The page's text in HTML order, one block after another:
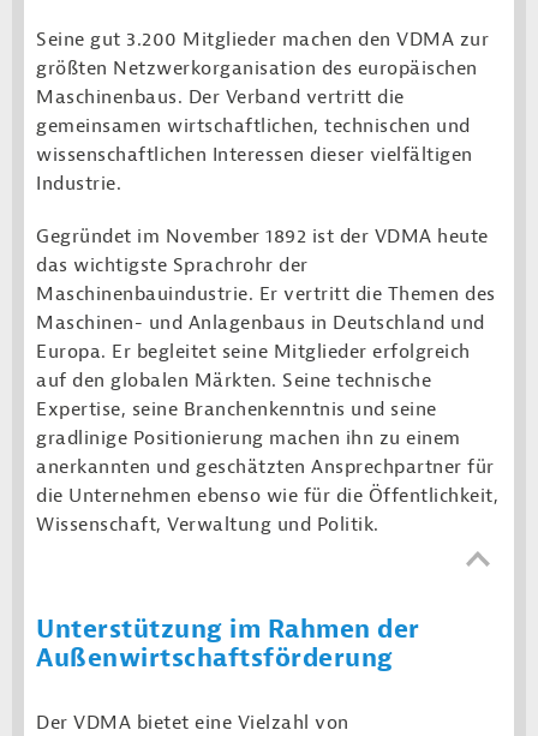
Seine gut 3.200 Mitglieder machen den VDMA zur
größten Netzwerkorganisation des europäischen
Maschinenbaus. Der Verband vertritt die
gemeinsamen wirtschaftlichen, technischen und
wissenschaftlichen Interessen dieser vielfältigen
Industrie.
Gegründet im November 1892 ist der VDMA heute
das wichtigste Sprachrohr der
Maschinenbauindustrie. Er vertritt die Themen des
Maschinen- und Anlagenbaus in Deutschland und
Europa. Er begleitet seine Mitglieder erfolgreich
auf den globalen Märkten. Seine technische
Expertise, seine Branchenkenntnis und seine
gradlinige Positionierung machen ihn zu einem
anerkannten und geschätzten Ansprechpartner für
die Unternehmen ebenso wie für die Öffentlichkeit,
Wissenschaft, Verwaltung und Politik.
Unterstützung im Rahmen der
Außenwirtschaftsförderung
Der VDMA bietet eine Vielzahl von